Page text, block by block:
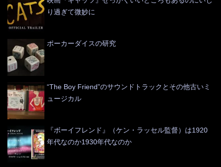
り過ぎて微妙に
ポーカーダイスの研究
“The Boy Friend”のサウンドトラックとその他古いミ
ュージカル
『ボーイフレンド』（ケン・ラッセル監督）は1920
年代なのか1930年代なのか